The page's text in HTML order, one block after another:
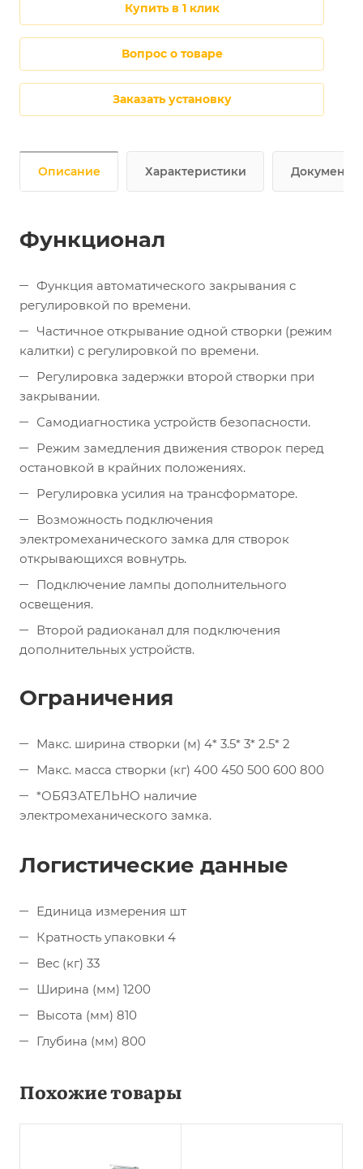
купить в 1 клик
Вопрос о товаре
Заказать установку
Описание Характеристики Документы
Функционал
Функция автоматического закрывания с
регулировкой по времени.
Частичное открывание одной створки (режим
калитки) с регулировкой по времени.
Регулировка задержки второй створки при
закрывании.
Самодиагностика устройств безопасности.
Режим замедления движения створок перед
остановкой в крайних положениях.
Регулировка усилия на трансформаторе.
Возможность подключения
электромеханического замка для створок
открывающихся вовнутрь.
Подключение лампы дополнительного
освещения.
Второй радиоканал для подключения
дополнительных устройств.
Ограничения
Макс. ширина створки (м) 4* 3.5* 3* 2.5* 2
Макс. масса створки (кг) 400 450 500 600 800
*ОБЯЗАТЕЛЬНО наличие
электромеханического замка.
Логистические данные
Единица измерения шт
Кратность упаковки 4
Вес (кг) 33
Ширина (мм) 1200
Высота (мм) 810
Глубина (мм) 800
Похожие товары